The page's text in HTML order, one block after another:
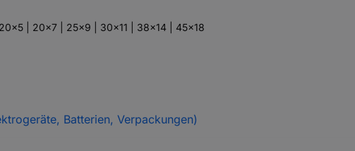
| 20x7 | 25x9 | 30x11 | 38x14 | 45x18
Batterien, Verpackungen)